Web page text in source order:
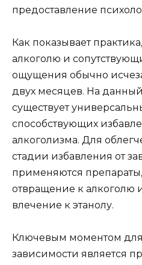
предоставление
Как показывает
алкоголю и
ощущения обычно
двух месяцев. На
существует
способствующих
алкоголизма. Для
стадии избавления от
применяются
отвращение к
влечение к этанолу.
Ключевым моментом
зависимости является